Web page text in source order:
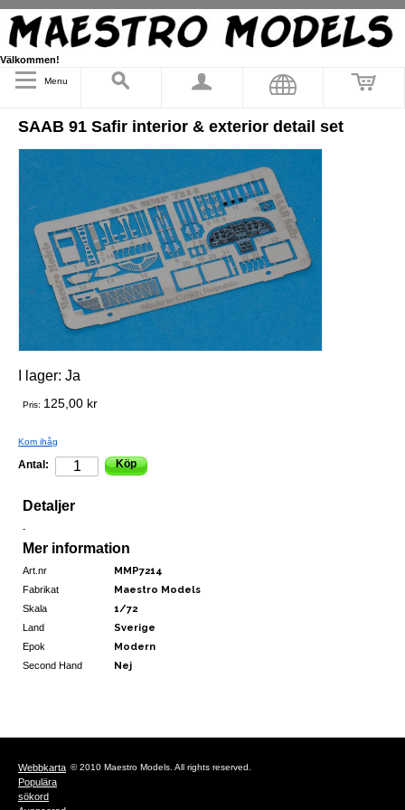
Välkommen!
Menu
SAAB 91 Safir interior & exterior detail set
I lager: Ja
Pris: 125,00 kr
Kom ihåg
Antal: Köp
Detaljer
-
Mer information
Art.nr MMP7214
Fabrikat Maestro Models
Skala 1/72
Land Sverige
Epok Modern
Second Hand Nej
Webbkarta
Populära
sökord
© 2010 Maestro Models. All rights reserved.